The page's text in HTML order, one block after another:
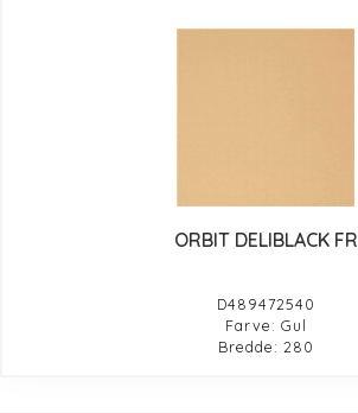
ORBIT DELIBLACK FR
D489472540
Farve: Gul
Bredde: 280